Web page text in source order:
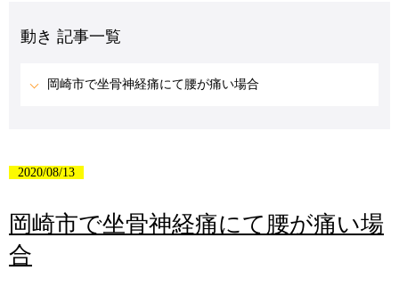
動き 記事一覧
岡崎市で坐骨神経痛にて腰が痛い場合
2020/08/13
岡崎市で坐骨神経痛にて腰が痛い場
合